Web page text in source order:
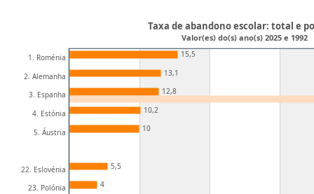
1. Roménia
2. Alemanha
3. Espanha
4. Estónia
5. Áustria
22. Eslovénia
23. Polónia
15,5
13,1
12,8
10,2
10
5,5
4
Taxa de abandono escolar: total e
Valor(es) do(s) ano(s) 2025 e 1992